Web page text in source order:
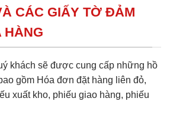
CÁC GIẤY TỜ ĐẢM
HÀNG
khách sẽ được cung cấp những hồ
gồm Hóa đơn đặt hàng liên đỏ,
xuất kho, phiếu giao hàng, phiếu